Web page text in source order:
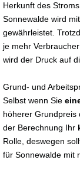
Herkunft des
Sonnewalde wird
gewährleistet.
je mehr
wird der Druck auf
Grund- und
Selbst wenn Sie
höherer Grundpreis
der Berechnung Ihr
Rolle, deswegen
für Sonnewalde mit